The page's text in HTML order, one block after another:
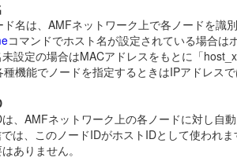
ド名は、AMFネットワーク上で各ノードを識
コマンドでホスト名が設定されている場合は
設定の場合はMACアドレスをもとに「
種機能でノードを指定するときはIPアドレス
は、AMFネットワーク上の各ノードに対し自
は、このノードIDがホストIDとして使われ
ありません。